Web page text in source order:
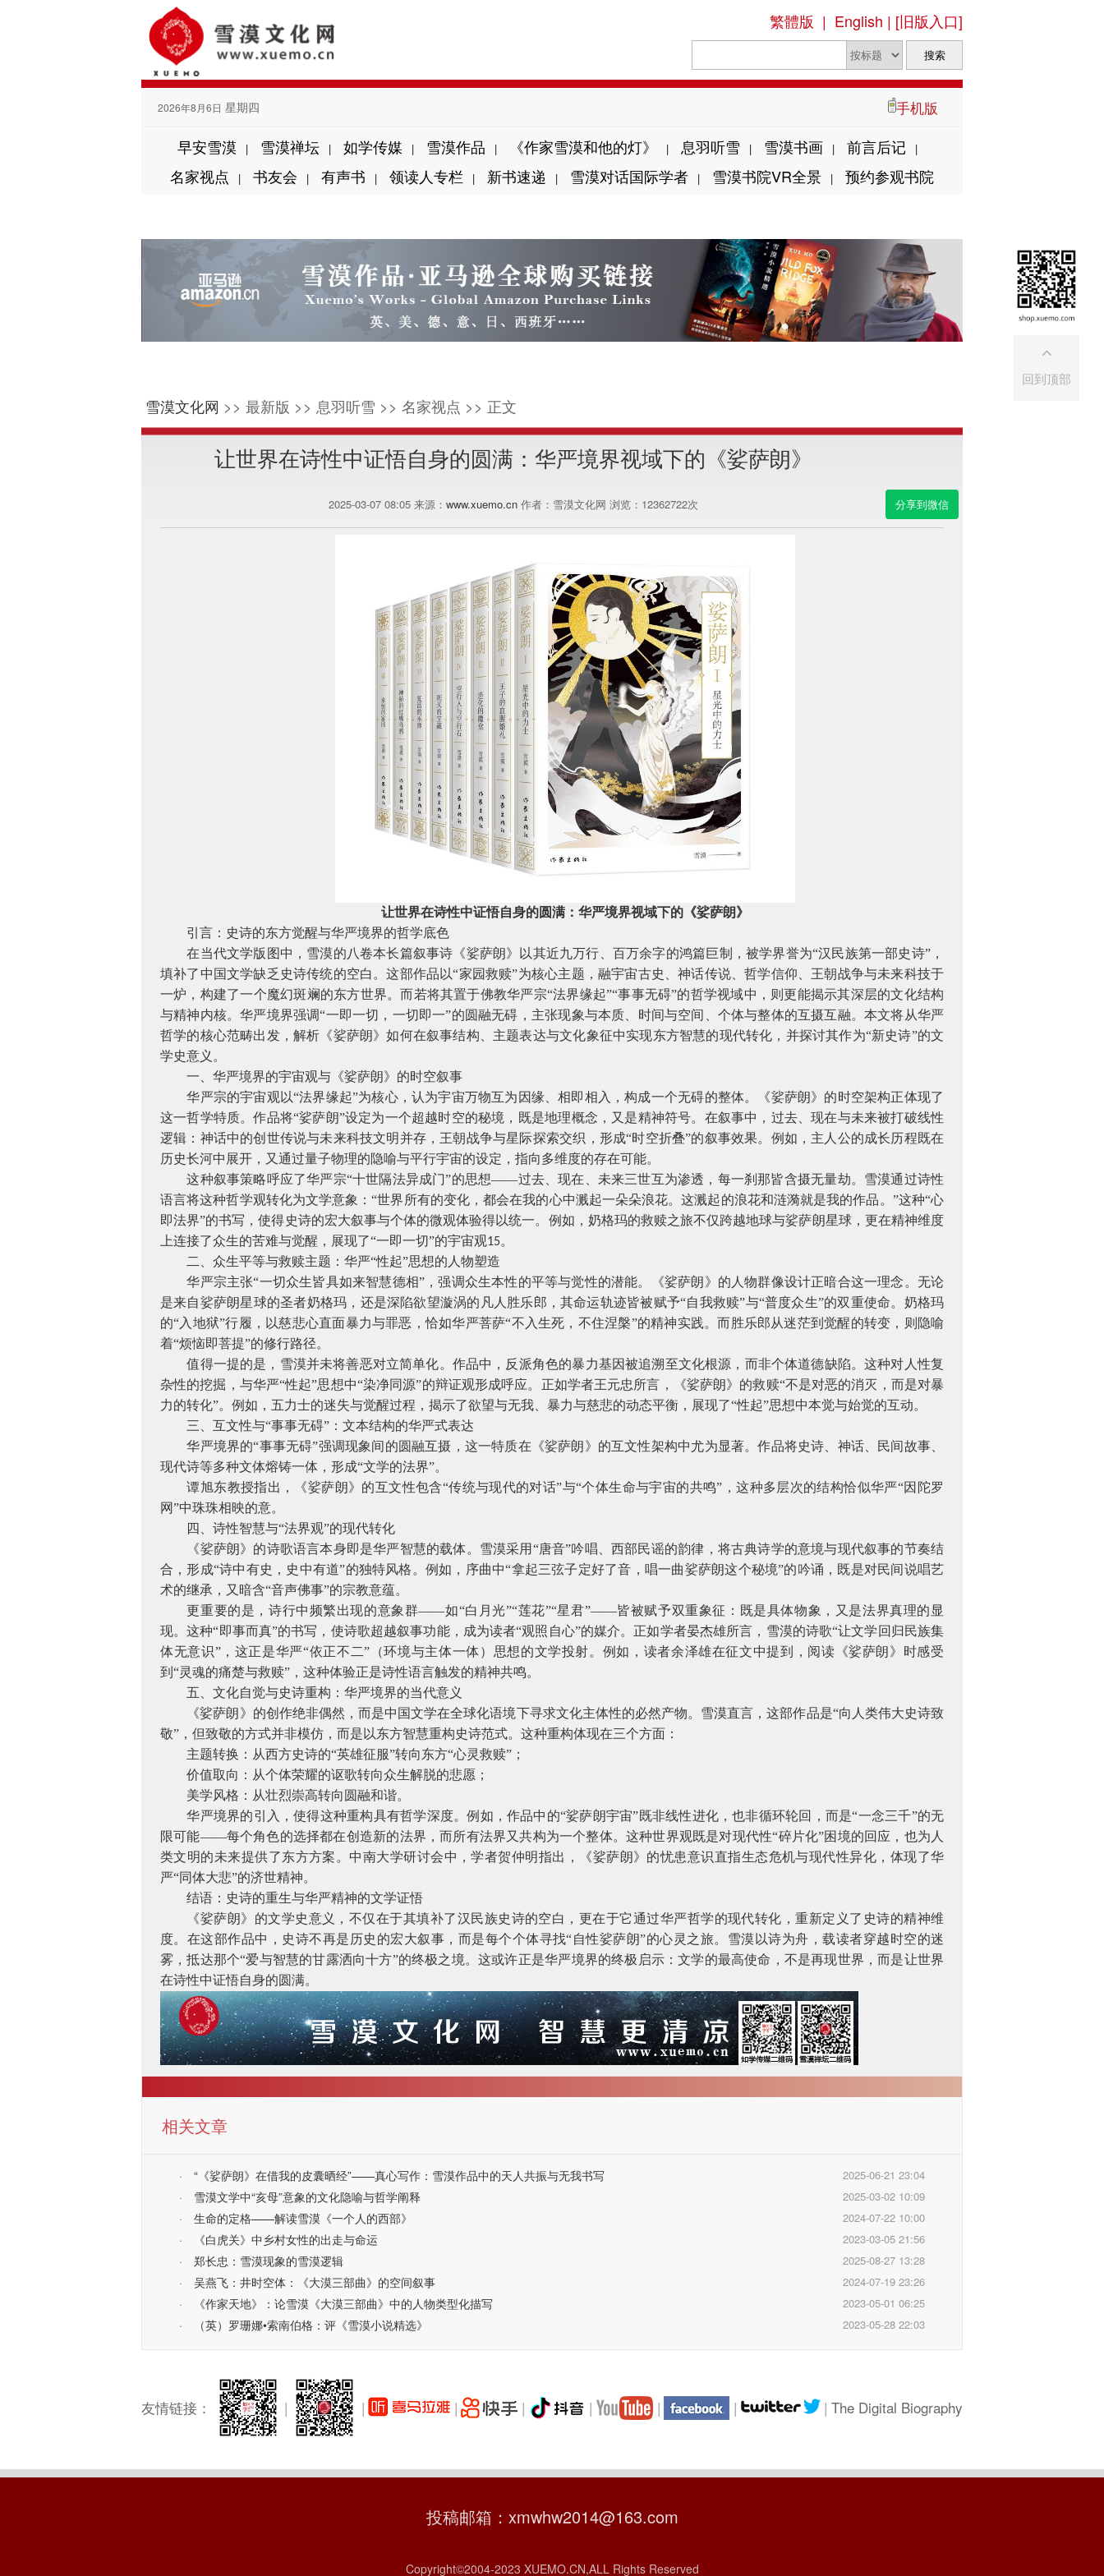
繁體版 | English | [旧版入口]
2026年8月6日 星期四 手机版
早安雪漠 | 雪漠禅坛 | 如学传媒 | 雪漠作品 | 《作家雪漠和他的灯》 | 息羽听雪 | 雪漠书画 | 前言后记 |
名家视点 | 书友会 | 有声书 | 领读人专栏 | 新书速递 | 雪漠对话国际学者 | 雪漠书院VR全景 | 预约参观书院
雪漠文化网 >> 最新版 >> 息羽听雪 >> 名家视点 >> 正文
让世界在诗性中证悟自身的圆满：华严境界视域下的《娑萨朗》
2025-03-07 08:05 来源： www.xuemo.cn 作者：雪漠文化网 浏览： 12362722次 分享到微信
让世界在诗性中证悟自身的圆满：华严境界视域下的《娑萨朗》
引言：史诗的东方觉醒与华严境界的哲学底色
在当代文学版图中，雪漠的八卷本长篇叙事诗《娑萨朗》以其近九万行、百万余字的鸿篇巨制，被学界誉为“汉民族第一部史诗”，
填补了中国文学缺乏史诗传统的空白。这部作品以“家园救赎”为核心主题，融宇宙古史、神话传说、哲学信仰、王朝战争与未来科技于
一炉，构建了一个魔幻斑斓的东方世界。而若将其置于佛教华严宗“法界缘起”“事事无碍”的哲学视域中，则更能揭示其深层的文化结构
与精神内核。华严境界强调“一即一切，一切即一”的圆融无碍，主张现象与本质、时间与空间、个体与整体的互摄互融。本文将从华严
哲学的核心范畴出发，解析《娑萨朗》如何在叙事结构、主题表达与文化象征中实现东方智慧的现代转化，并探讨其作为“新史诗”的文
学史意义。
一、华严境界的宇宙观与《娑萨朗》的时空叙事
华严宗的宇宙观以“法界缘起”为核心，认为宇宙万物互为因缘、相即相入，构成一个无碍的整体。《娑萨朗》的时空架构正体现了
这一哲学特质。作品将“娑萨朗”设定为一个超越时空的秘境，既是地理概念，又是精神符号。在叙事中，过去、现在与未来被打破线性
逻辑：神话中的创世传说与未来科技文明并存，王朝战争与星际探索交织，形成“时空折叠”的叙事效果。例如，主人公的成长历程既在
历史长河中展开，又通过量子物理的隐喻与平行宇宙的设定，指向多维度的存在可能。
这种叙事策略呼应了华严宗“十世隔法异成门”的思想——过去、现在、未来三世互为渗透，每一刹那皆含摄无量劫。雪漠通过诗性
语言将这种哲学观转化为文学意象：“世界所有的变化，都会在我的心中溅起一朵朵浪花。这溅起的浪花和涟漪就是我的作品。”这种“心
即法界”的书写，使得史诗的宏大叙事与个体的微观体验得以统一。例如，奶格玛的救赎之旅不仅跨越地球与娑萨朗星球，更在精神维度
上连接了众生的苦难与觉醒，展现了“一即一切”的宇宙观15。
二、众生平等与救赎主题：华严“性起”思想的人物塑造
华严宗主张“一切众生皆具如来智慧德相”，强调众生本性的平等与觉性的潜能。《娑萨朗》的人物群像设计正暗合这一理念。无论
是来自娑萨朗星球的圣者奶格玛，还是深陷欲望漩涡的凡人胜乐郎，其命运轨迹皆被赋予“自我救赎”与“普度众生”的双重使命。奶格玛
的“入地狱”行履，以慈悲心直面暴力与罪恶，恰如华严菩萨“不入生死，不住涅槃”的精神实践。而胜乐郎从迷茫到觉醒的转变，则隐喻
着“烦恼即菩提”的修行路径。
值得一提的是，雪漠并未将善恶对立简单化。作品中，反派角色的暴力基因被追溯至文化根源，而非个体道德缺陷。这种对人性复
杂性的挖掘，与华严“性起”思想中“染净同源”的辩证观形成呼应。正如学者王元忠所言，《娑萨朗》的救赎“不是对恶的消灭，而是对暴
力的转化”。例如，五力士的迷失与觉醒过程，揭示了欲望与无我、暴力与慈悲的动态平衡，展现了“性起”思想中本觉与始觉的互动。
三、互文性与“事事无碍”：文本结构的华严式表达
华严境界的“事事无碍”强调现象间的圆融互摄，这一特质在《娑萨朗》的互文性架构中尤为显著。作品将史诗、神话、民间故事、
现代诗等多种文体熔铸一体，形成“文学的法界”。
谭旭东教授指出，《娑萨朗》的互文性包含“传统与现代的对话”与“个体生命与宇宙的共鸣”，这种多层次的结构恰似华严“因陀罗
网”中珠珠相映的意。
四、诗性智慧与“法界观”的现代转化
《娑萨朗》的诗歌语言本身即是华严智慧的载体。雪漠采用“唐音”吟唱、西部民谣的韵律，将古典诗学的意境与现代叙事的节奏结
合，形成“诗中有史，史中有道”的独特风格。例如，序曲中“拿起三弦子定好了音，唱一曲娑萨朗这个秘境”的吟诵，既是对民间说唱艺
术的继承，又暗含“音声佛事”的宗教意蕴。
更重要的是，诗行中频繁出现的意象群——如“白月光”“莲花”“星君”——皆被赋予双重象征：既是具体物象，又是法界真理的显
现。这种“即事而真”的书写，使诗歌超越叙事功能，成为读者“观照自心”的媒介。正如学者晏杰雄所言，雪漠的诗歌“让文学回归民族集
体无意识”，这正是华严“依正不二”（环境与主体一体）思想的文学投射。例如，读者余泽雄在征文中提到，阅读《娑萨朗》时感受
到“灵魂的痛楚与救赎”，这种体验正是诗性语言触发的精神共鸣。
五、文化自觉与史诗重构：华严境界的当代意义
《娑萨朗》的创作绝非偶然，而是中国文学在全球化语境下寻求文化主体性的必然产物。雪漠直言，这部作品是“向人类伟大史诗致
敬”，但致敬的方式并非模仿，而是以东方智慧重构史诗范式。这种重构体现在三个方面：
主题转换：从西方史诗的“英雄征服”转向东方“心灵救赎”；
价值取向：从个体荣耀的讴歌转向众生解脱的悲愿；
美学风格：从壮烈崇高转向圆融和谐。
华严境界的引入，使得这种重构具有哲学深度。例如，作品中的“娑萨朗宇宙”既非线性进化，也非循环轮回，而是“一念三千”的无
限可能——每个角色的选择都在创造新的法界，而所有法界又共构为一个整体。这种世界观既是对现代性“碎片化”困境的回应，也为人
类文明的未来提供了东方方案。中南大学研讨会中，学者贺仲明指出，《娑萨朗》的忧患意识直指生态危机与现代性异化，体现了华
严“同体大悲”的济世精神。
结语：史诗的重生与华严精神的文学证悟
《娑萨朗》的文学史意义，不仅在于其填补了汉民族史诗的空白，更在于它通过华严哲学的现代转化，重新定义了史诗的精神维
度。在这部作品中，史诗不再是历史的宏大叙事，而是每个个体寻找“自性娑萨朗”的心灵之旅。雪漠以诗为舟，载读者穿越时空的迷
雾，抵达那个“爱与智慧的甘露洒向十方”的终极之境。这或许正是华严境界的终极启示：文学的最高使命，不是再现世界，而是让世界
在诗性中证悟自身的圆满。
相关文章
· “《娑萨朗》在借我的皮囊晒经”——真心写作：雪漠作品中的天人共振与无我书写 2025-06-21 23:04
· 雪漠文学中“亥母”意象的文化隐喻与哲学阐释 2025-03-02 10:09
· 生命的定格——解读雪漠《一个人的西部》 2024-07-22 10:00
· 《白虎关》中乡村女性的出走与命运 2023-03-05 21:56
· 郑长忠：雪漠现象的雪漠逻辑 2025-08-27 13:28
· 吴燕飞：井时空体：《大漠三部曲》的空间叙事 2024-07-19 23:26
· 《作家天地》：论雪漠《大漠三部曲》中的人物类型化描写 2023-05-01 06:25
· （英）罗珊娜•索南伯格：评《雪漠小说精选》 2023-05-28 22:03
友情链接： | | | | | | | | The Digital Biography
投稿邮箱：xmwhw2014@163.com
Copyright©2004-2023 XUEMO.CN,ALL Rights Reserved
回到顶部